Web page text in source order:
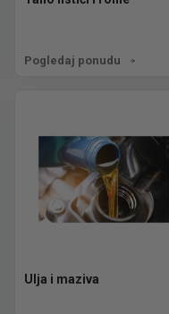
Pogledaj ponudu
Ulja i maziva